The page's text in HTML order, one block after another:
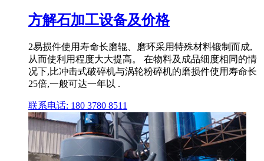
方解石加工设备及价格
2易损件使用寿命长磨辊、磨环采用特殊材料锻制而成,
从而使利用程度大大提高。 在物料及成品细度相同的情
况下,比冲击式破碎机与涡轮粉碎机的磨损件使用寿命长
25倍,一般可达一年以 .
联系电话: 180 3780 8511